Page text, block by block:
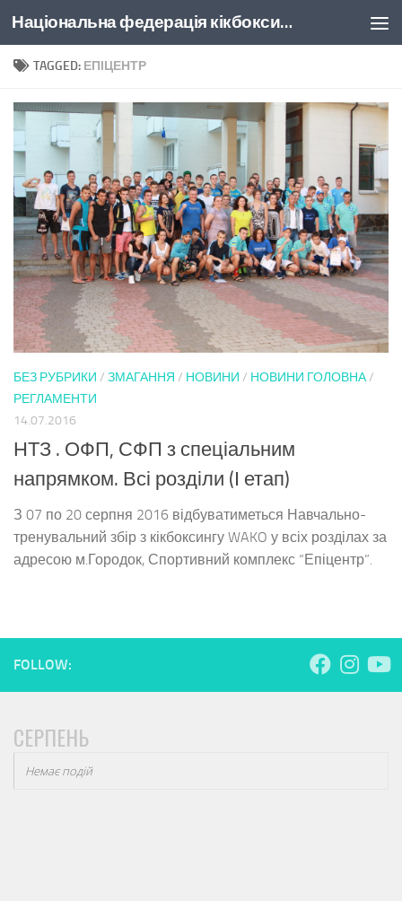
Skip to content Національна федерація кікбоксингу України
TAGGED: ЕПІЦЕНТР
БЕЗ РУБРИКИ / ЗМАГАННЯ / НОВИНИ / НОВИНИ ГОЛОВНА/
РЕГЛАМЕНТИ
14.07.2016
НТЗ . ОФП, СФП з спеціальним
напрямком. Всі розділи (І етап)
З 07 по 20 серпня 2016 відбуватиметься Навчально-
тренувальний збір з кікбоксингу WAKO у всіх розділах за
адресою м.Городок, Спортивний комплекс “Епіцентр”.
FOLLOW:
СЕРПЕНЬ
Немає подій